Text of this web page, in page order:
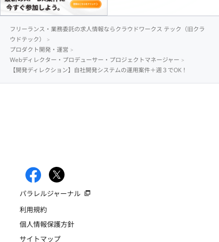
フリーランス・業務委託の求人情報ならクラウドワークス テック（旧クラ
ウドテック）
プロダクト開発・運営
Webディレクター・プロデューサー・プロジェクトマネージャー
【開発ディレクション】自社開発システムの運用案件＋週３でOK！
パラレルジャーナル
利用規約
個人情報保護方針
サイトマップ